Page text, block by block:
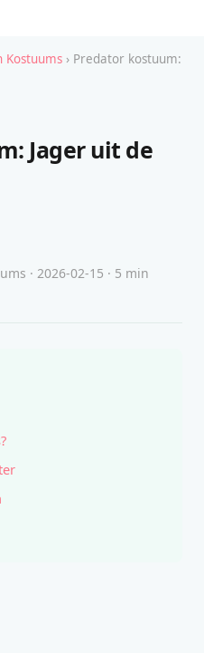
Kostuums › Predator kostuum:
Jager uit de
· 2026-02-15 · 5 min